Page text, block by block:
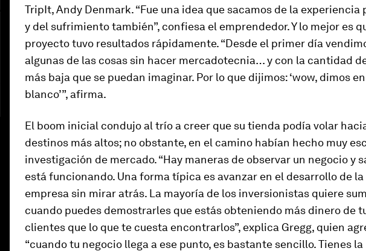
TripIt, Andy Denmark. “Fue una idea que sacamos de la experiencia
y del sufrimiento también”, confiesa el emprendedor. Y lo mejor es
proyecto tuvo resultados rápidamente. “Desde el primer día
algunas de las cosas sin hacer mercadotecnia… y con la cantidad
más baja que se puedan imaginar. Por lo que dijimos: ‘wow, dimos
blanco’”, afirma.
El boom inicial condujo al trío a creer que su tienda podía volar
destinos más altos; no obstante, en el camino habían hecho muy
investigación de mercado. “Hay maneras de observar un negocio y
está funcionando. Una forma típica es avanzar en el desarrollo de la
empresa sin mirar atrás. La mayoría de los inversionistas quiere
cuando puedes demostrarles que estás obteniendo más dinero de
clientes que lo que te cuesta encontrarlos”, explica Gregg, quien
“cuando tu negocio llega a ese punto, es bastante sencillo. Tienes la